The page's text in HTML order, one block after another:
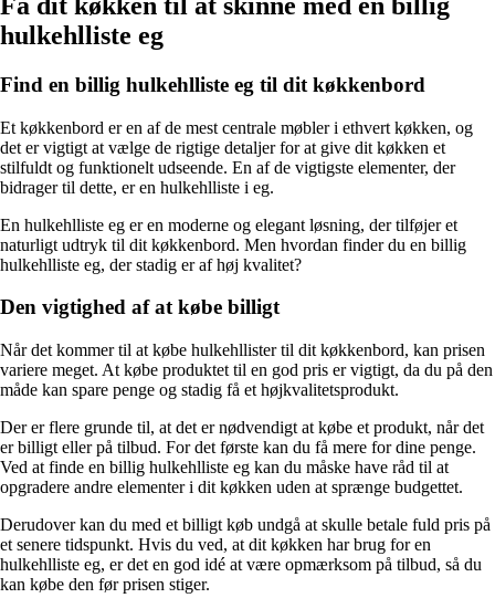
hulkehlliste eg
Find en billig hulkehlliste eg til dit køkkenbord
Et køkkenbord er en af de mest centrale møbler i ethvert køkken, og
det er vigtigt at vælge de rigtige detaljer for at give dit køkken et
stilfuldt og funktionelt udseende. En af de vigtigste elementer, der
bidrager til dette, er en hulkehlliste i eg.
En hulkehlliste eg er en moderne og elegant løsning, der tilføjer et
naturligt udtryk til dit køkkenbord. Men hvordan finder du en billig
hulkehlliste eg, der stadig er af høj kvalitet?
Den vigtighed af at købe billigt
Når det kommer til at købe hulkehllister til dit køkkenbord, kan prisen
variere meget. At købe produktet til en god pris er vigtigt, da du på den
måde kan spare penge og stadig få et højkvalitetsprodukt.
Der er flere grunde til, at det er nødvendigt at købe et produkt, når det
er billigt eller på tilbud. For det første kan du få mere for dine penge.
Ved at finde en billig hulkehlliste eg kan du måske have råd til at
opgradere andre elementer i dit køkken uden at sprænge budgettet.
Derudover kan du med et billigt køb undgå at skulle betale fuld pris på
et senere tidspunkt. Hvis du ved, at dit køkken har brug for en
hulkehlliste eg, er det en god idé at være opmærksom på tilbud, så du
kan købe den før prisen stiger.